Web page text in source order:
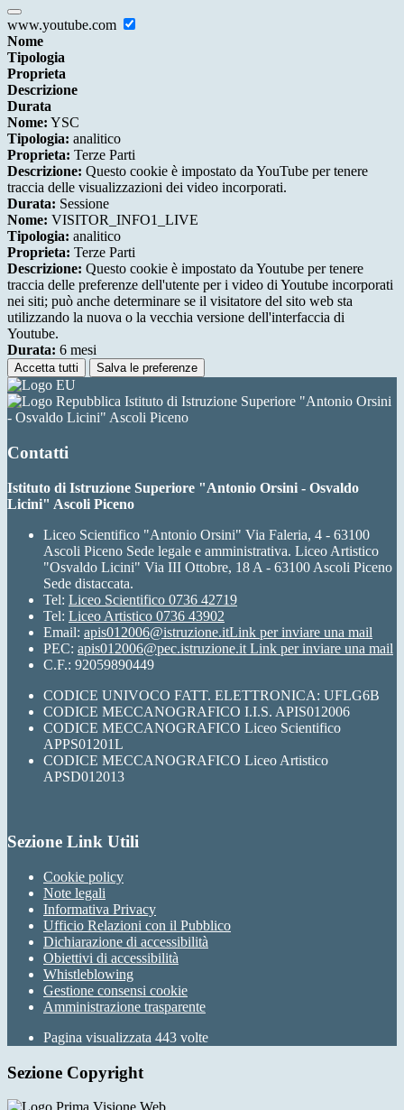
www.youtube.com
Nome
Tipologia
Proprieta
Descrizione
Durata
Nome: YSC
Tipologia: analitico
Proprieta: Terze Parti
Descrizione: Questo cookie è impostato da YouTube per tenere
traccia delle visualizzazioni dei video incorporati.
Durata: Sessione
Nome: VISITOR_INFO1_LIVE
Tipologia: analitico
Proprieta: Terze Parti
Descrizione: Questo cookie è impostato da Youtube per tenere
traccia delle preferenze dell'utente per i video di Youtube incorporati
nei siti; può anche determinare se il visitatore del sito web sta
utilizzando la nuova o la vecchia versione dell'interfaccia di
Youtube.
Durata: 6 mesi
Accetta tutti Salva le preferenze
Istituto di Istruzione Superiore "Antonio Orsini
- Osvaldo Licini" Ascoli Piceno
Contatti
Istituto di Istruzione Superiore "Antonio Orsini - Osvaldo
Licini" Ascoli Piceno
Liceo Scientifico "Antonio Orsini" Via Faleria, 4 - 63100
Ascoli Piceno Sede legale e amministrativa. Liceo Artistico
"Osvaldo Licini" Via III Ottobre, 18 A - 63100 Ascoli Piceno
Sede distaccata.
Tel: Liceo Scientifico 0736 42719
Tel: Liceo Artistico 0736 43902
Email: apis012006@istruzione.itLink per inviare una mail
PEC: apis012006@pec.istruzione.it Link per inviare una mail
C.F.: 92059890449
CODICE UNIVOCO FATT. ELETTRONICA: UFLG6B
CODICE MECCANOGRAFICO I.I.S. APIS012006
CODICE MECCANOGRAFICO Liceo Scientifico
APPS01201L
CODICE MECCANOGRAFICO Liceo Artistico
APSD012013
Sezione Link Utili
Cookie policy
Note legali
Informativa Privacy
Ufficio Relazioni con il Pubblico
Dichiarazione di accessibilità
Obiettivi di accessibilità
Whistleblowing
Gestione consensi cookie
Amministrazione trasparente
Pagina visualizzata 443 volte
Sezione Copyright